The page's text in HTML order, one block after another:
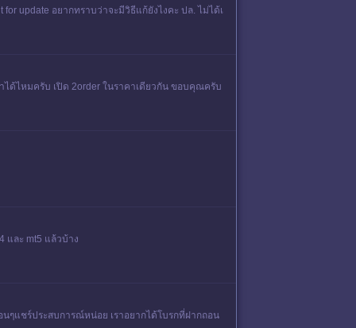
update อยากทราบว่าจะมีวิธีแก้ยังไงคะ ปล. ไม่ได้เ
ได้ไหมครับ เปิด 2order ในราคาเดียวกัน ขอบคุณครับ
และ mt5 แล้วบ้าง
นๆแชร์ประสบการณ์หน่อย เราอยากได้โบรกที่ฝากถอน